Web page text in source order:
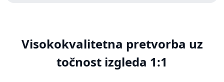
Visokokvalitetna pretvorba uz
točnost izgleda 1:1